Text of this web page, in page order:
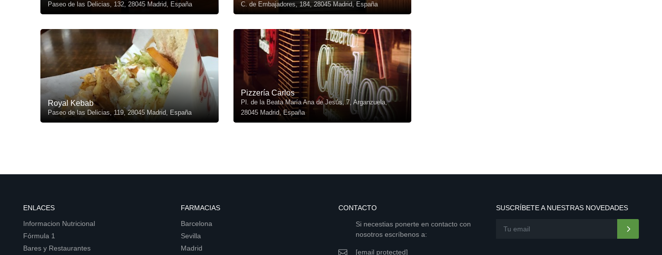
Paseo de las Delicias, 132, 28045 Madrid, España C. de Embajadores, 184, 28045 Madrid, España
Royal Kebab
Paseo de las Delicias, 119, 28045 Madrid, España
Pizzería Carlos
Pl. de la Beata María Ana de Jesús, 7, Arganzuela,
28045 Madrid, España
ENLACES
Informacion Nutricional
Fórmula 1
Bares y Restaurantes
FARMACIAS
Barcelona
Sevilla
Madrid
CONTACTO
Si necestias ponerte en contacto con
nosotros escríbenos a:
[email protected]
SUSCRÍBETE A NUESTRAS NOVEDADES